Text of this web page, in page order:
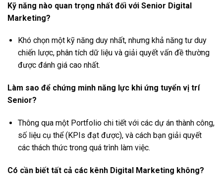
Kỹ năng nào quan trọng nhất đối với Senior Digital
Marketing?
Khó chọn một kỹ năng duy nhất, nhưng khả năng tư duy
chiến lược, phân tích dữ liệu và giải quyết vấn đề thường
được đánh giá cao nhất.
Làm sao để chứng minh năng lực khi ứng tuyển vị trí
Senior?
Thông qua một Portfolio chi tiết với các dự án thành công,
số liệu cụ thể (KPIs đạt được), và cách bạn giải quyết
các thách thức trong quá trình làm việc.
Có cần biết tất cả các kênh Digital Marketing không?